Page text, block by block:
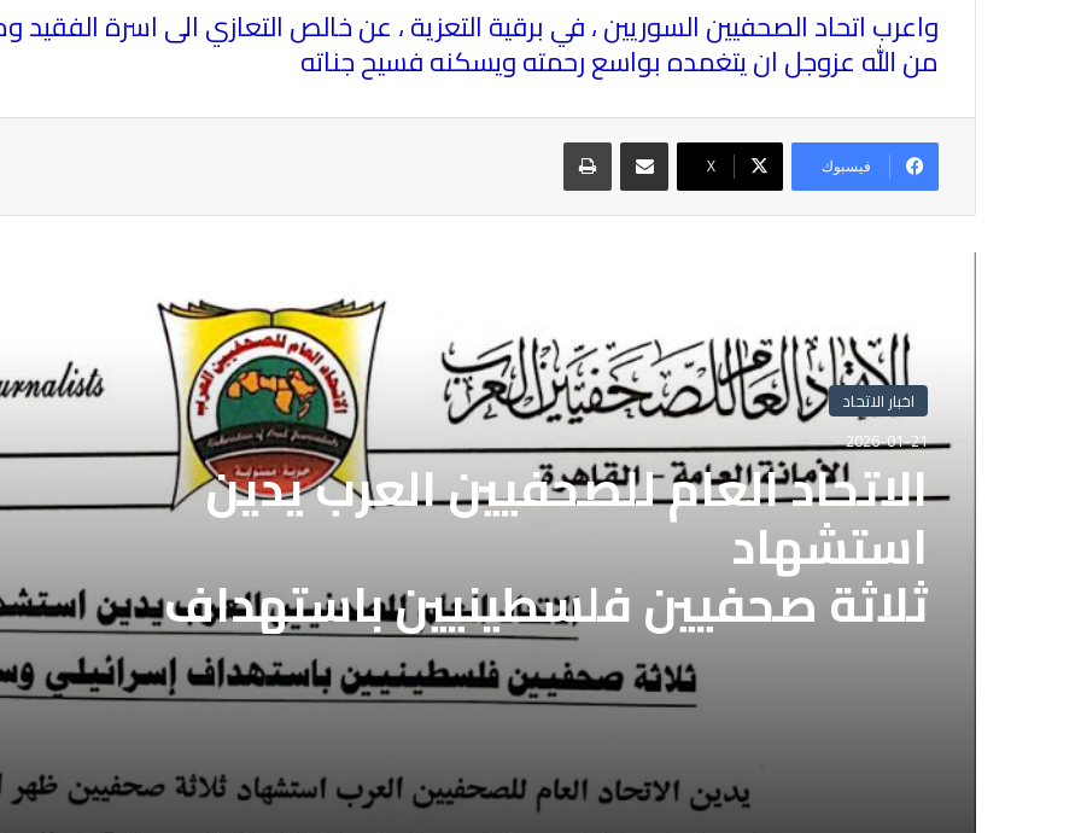
واعرب اتحاد الصحفيين السوريين ، في برقية التعزية ، عن خالص التعازي الى اسرة الفقيد
من الله عزوجل ان يتغمده بواسع رحمته ويسكنه فسيح جناته
فيسبوك X
مشاركة عبر البريد طباعة
اخبار الاتحاد
2026-01-21
الاتحاد العام للصحفيين العرب يدين
استشهاد
ثلاثة صحفيين فلسطينيين باستهداف
إسرائيلي وسط قطاع غزة